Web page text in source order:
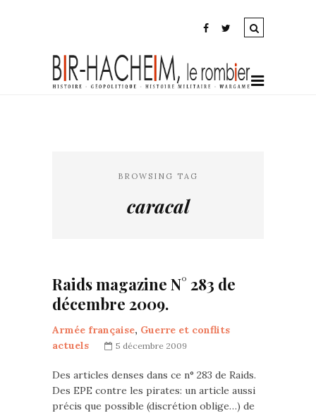
BROWSING TAG
caracal
Raids magazine N° 283 de
décembre 2009.
Armée française, Guerre et conflits
actuels
5 décembre 2009
Des articles denses dans ce n° 283 de Raids.
Des EPE contre les pirates: un article aussi
précis que possible (discrétion oblige…) de